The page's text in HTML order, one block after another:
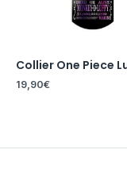
Collier One Piece
19,90€